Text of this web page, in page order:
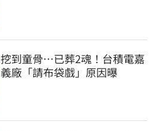
挖到童骨…已葬2魂！台積電嘉
義廠「請布袋戲」原因曝